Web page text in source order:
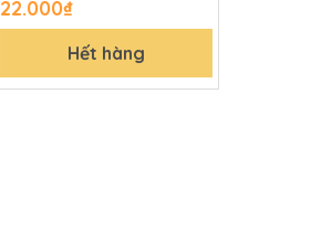
22.000₫
Hết hàng